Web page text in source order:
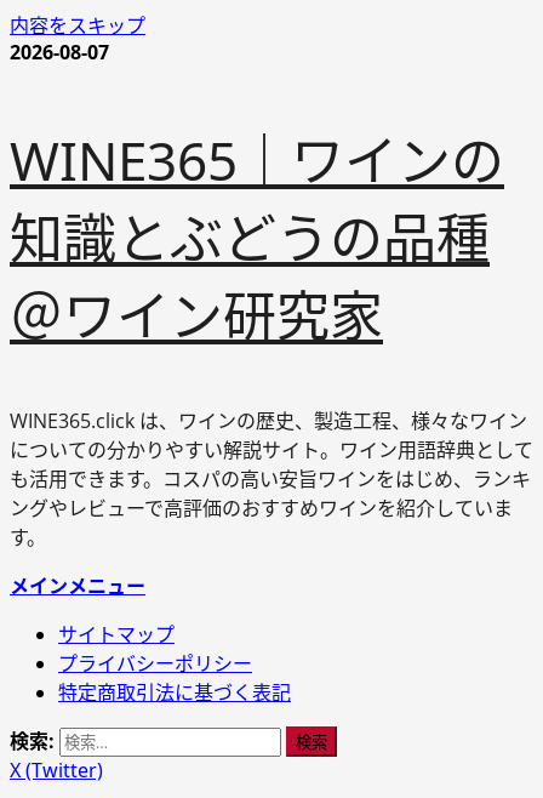
内容をスキップ
2026-08-07
WINE365｜ワインの
知識とぶどうの品種
＠ワイン研究家
WINE365.click は、ワインの歴史、製造工程、様々なワイン
についての分かりやすい解説サイト。ワイン用語辞典として
も活用できます。コスパの高い安旨ワインをはじめ、ランキ
ングやレビューで高評価のおすすめワインを紹介していま
す。
メインメニュー
サイトマップ
プライバシーポリシー
特定商取引法に基づく表記
検索:
X (Twitter)